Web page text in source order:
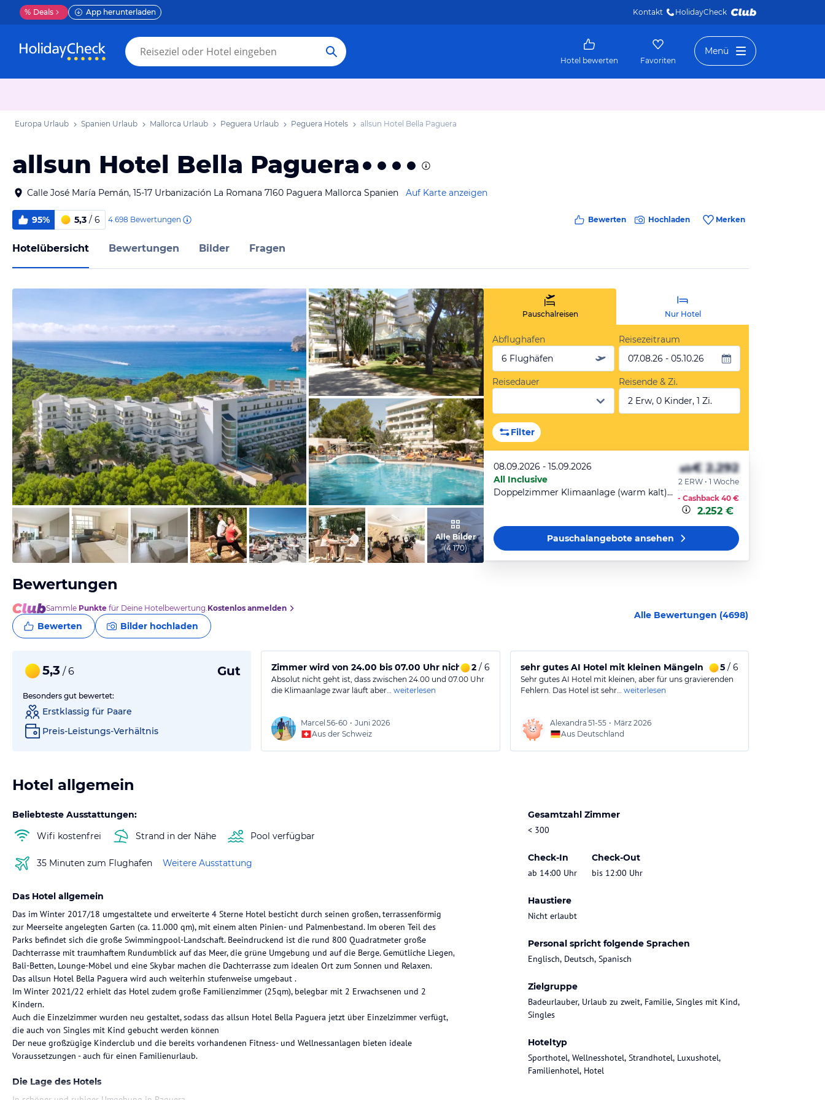
% Deals App herunterladen Kontakt HolidayCheck
Hotel bewerten Favoriten
Menü
Europa Urlaub Spanien Urlaub Mallorca Urlaub Peguera Urlaub Peguera Hotels allsun Hotel Bella Paguera
allsun Hotel Bella Paguera
Calle José María Pemán, 15-17 Urbanización La Romana 7160 Paguera Mallorca Spanien Auf Karte anzeigen
95% 5,3 / 6 4.698 Bewertungen Bewerten Hochladen Merken
Hotelübersicht Bewertungen Bilder Fragen
vom Hotelier, April 2022
von Rainer, Mai 2017
vom Hotelier, April 2022
Alle Bilder
(4 170)
Pauschalreisen Nur Hotel
Abflughafen
6 Flughäfen
Reisezeitraum
07.08.26 - 05.10.26
Reisedauer
Reisende & Zi.
2 Erw, 0 Kinder, 1 Zi.
Filter
08.09.2026 - 15.09.2026
All Inclusive
Doppelzimmer Klimaanlage (warm kalt) Bad WC Balkon
ab€ 2.292
2 ERW • 1 Woche
- Cashback 40 €
2.252 €
Pauschalangeboteansehen
Bewertungen
Sammle Punkte für Deine Hotelbewertung.Kostenlos anmelden
Bewerten Bilder hochladen
Alle Bewertungen (4698)
5,3 / 6 Gut
Besonders gut bewertet:
Erstklassig für Paare
Preis-Leistungs-Verhältnis
Zimmer wird von 24.00 bis 07.00 Uhr nicht klimatisiert, das war für mich absolut unzumutbar.
2/ 6
Absolut nicht geht ist, dass zwischen 24.00 und 07.00 Uhr
die Klimaanlage zwar läuft aber… weiterlesen
Marcel 56-60 • Juni 2026
Aus der Schweiz
sehr gutes AI Hotel mit kleinen Mängeln 5/ 6
Sehr gutes AI Hotel mit kleinen, aber für uns gravierenden
Fehlern. Das Hotel ist sehr… weiterlesen
Alexandra 51-55 • März 2026
Aus Deutschland
Hotel allgemein
Beliebteste Ausstattungen:
Wifi kostenfrei
Strand in der Nähe Pool verfügbar
35 Minuten zum Flughafen Weitere Ausstattung
Gesamtzahl Zimmer
< 300
Check-In
ab 14:00 Uhr
Check-Out
bis 12:00 Uhr
Haustiere
Nicht erlaubt
Personal spricht folgende Sprachen
Englisch, Deutsch, Spanisch
Zielgruppe
Badeurlauber, Urlaub zu zweit, Familie, Singles mit Kind,
Singles
Hoteltyp
Sporthotel, Wellnesshotel, Strandhotel, Luxushotel,
Familienhotel, Hotel
Das Hotel allgemein
Das im Winter 2017/18 umgestaltete und erweiterte 4 Sterne Hotel besticht durch seinen großen, terrassenförmig
zur Meerseite angelegten Garten (ca. 11.000 qm), mit einem alten Pinien- und Palmenbestand. Im oberen Teil des
Parks befindet sich die große Swimmingpool-Landschaft. Beeindruckend ist die rund 800 Quadratmeter große
Dachterrasse mit traumhaftem Rundumblick auf das Meer, die grüne Umgebung und auf die Berge. Gemütliche Liegen,
Bali-Betten, Lounge-Möbel und eine Skybar machen die Dachterrasse zum idealen Ort zum Sonnen und Relaxen.
Das allsun Hotel Bella Paguera wird auch weiterhin stufenweise umgebaut .
Im Winter 2021/22 erhielt das Hotel zudem große Familienzimmer (25qm), belegbar mit 2 Erwachsenen und 2
Kindern.
Auch die Einzelzimmer wurden neu gestaltet, sodass das allsun Hotel Bella Paguera jetzt über Einzelzimmer verfügt,
die auch von Singles mit Kind gebucht werden können
Der neue großzügige Kinderclub und die bereits vorhandenen Fitness- und Wellnessanlagen bieten ideale
Voraussetzungen - auch für einen Familienurlaub.
Die Lage des Hotels